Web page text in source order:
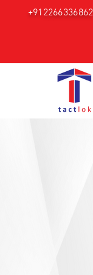
+912266336862